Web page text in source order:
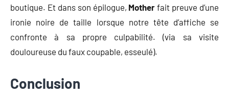
boutique. Et dans son épilogue, Motherfait preuve d’une
ironie noire de taille lorsque notre tête d’affiche se
confronte à sa propre culpabilité. (via sa visite
douloureuse du faux coupable, esseulé).
Conclusion